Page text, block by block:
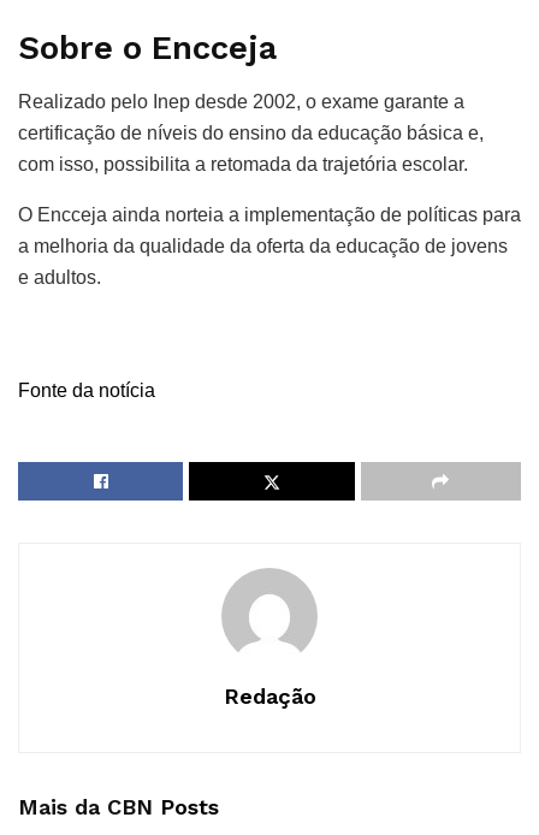
Sobre o Encceja
Realizado pelo Inep desde 2002, o exame garante a
certificação de níveis do ensino da educação básica e,
com isso, possibilita a retomada da trajetória escolar.
O Encceja ainda norteia a implementação de políticas para
a melhoria da qualidade da oferta da educação de jovens
e adultos.
Fonte da notícia
Redação
Mais da CBN Posts